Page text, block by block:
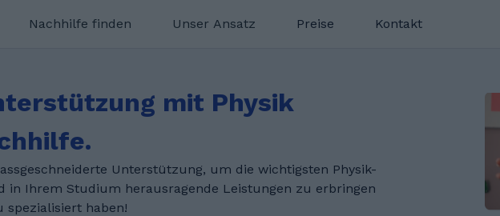
Nachhilfe finden Unser Ansatz Preise Kontakt
mit Physik
Unterstützung, um die wichtigsten Physik-
in Ihrem Studium herausragende Leistungen zu erbringen
spezialisiert haben!